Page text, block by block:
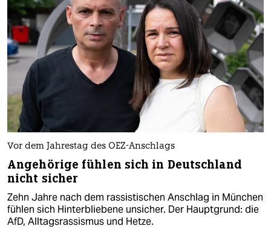
Vor dem Jahrestag des OEZ-Anschlags
Angehörige fühlen sich in Deutschland
nicht sicher
Zehn Jahre nach dem rassistischen Anschlag in München
fühlen sich Hinterbliebene unsicher. Der Hauptgrund: die
AfD, Alltagsrassismus und Hetze.